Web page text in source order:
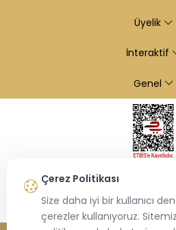
Üyelik
İnteraktif
Genel
Çerez Politikası
Size daha iyi bir kullanıcı
çerezler kullanıyoruz.